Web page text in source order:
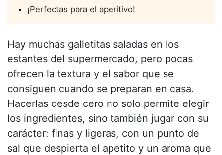
¡Perfectas para el aperitivo!
Hay muchas galletitas saladas en los
estantes del supermercado, pero pocas
ofrecen la textura y el sabor que se
consiguen cuando se preparan en casa.
Hacerlas desde cero no solo permite elegir
los ingredientes, sino también jugar con su
carácter: finas y ligeras, con un punto de
sal que despierta el apetito y un aroma que